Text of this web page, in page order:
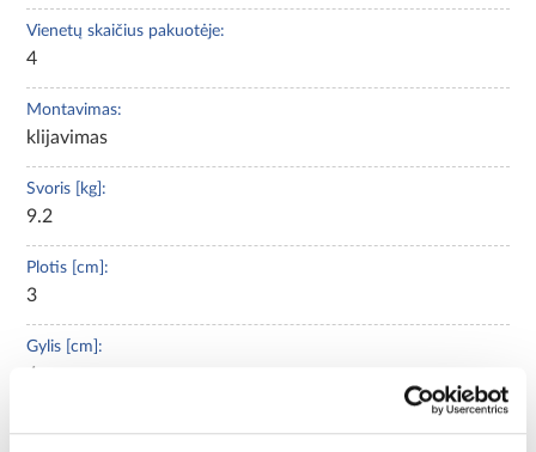
Vienetų skaičius pakuotėje:
4
Montavimas:
klijavimas
Svoris [kg]:
9.2
Plotis [cm]:
3
Gylis [cm]:
4